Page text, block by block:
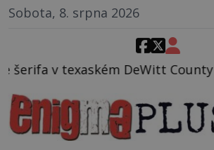
Sobota, 8. srpna 2026
County pořizuje video, na